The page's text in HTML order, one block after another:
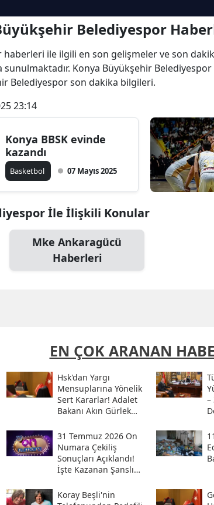
Belediyespor
haberleri ile ilgili en son gelişmeler ve son
Konya Büyükşehir
Belediyespor son dakika bilgileri.
23:14
Konya BBSK evinde
kazandı
Basketbol 07 Mayıs 2025
İle İlişkili Konular
Mke Ankaragücü
Haberleri
EN ÇOK ARANAN
Hsk'dan Yargı
Mensuplarına Yönelik
Sert Kararlar! Adalet
Bakanı Akın Gürlek
Hesabından Açıkladı
–
31 Temmuz 2026 On
Numara Çekiliş
Sonuçları Açıklandı!
İşte Kazanan Şanslı
Sorgulama Ekranı
Koray Beşli'nin